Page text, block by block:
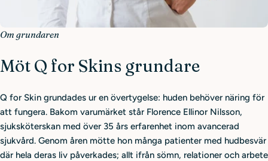
Om grundaren
Möt Q for Skins grundare
Q for Skin grundades ur en övertygelse: huden behöver näring för
att fungera. Bakom varumärket står Florence Ellinor Nilsson,
sjuksköterskan med över 35 års erfarenhet inom avancerad
sjukvård. Genom åren mötte hon många patienter med hudbesvär
där hela deras liv påverkades; allt ifrån sömn, relationer och arbete